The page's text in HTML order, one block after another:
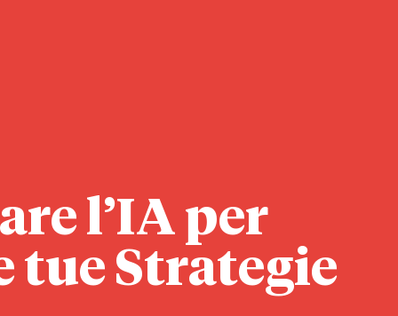
l’IA per
tue Strategie